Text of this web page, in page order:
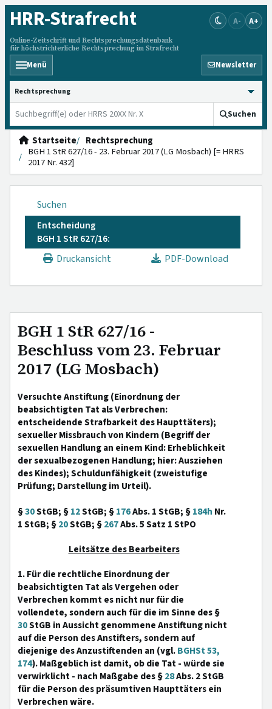
HRR-Strafrecht
Online-Zeitschrift und Rechtsprechungsdatenbank
für höchstrichterliche Rechtsprechung im Strafrecht
A- A+
Menü Newsletter
HRRS durchsuchen
Suchen
Startseite
Rechtsprechung
BGH 1 StR 627/16 - 23. Februar 2017 (LG Mosbach) [= HRRS
2017 Nr. 432]
Suchen
Entscheidung
BGH 1 StR 627/16:
Druckansicht
PDF-Download
BGH 1 StR 627/16 -
Beschluss vom 23. Februar
2017 (LG Mosbach)
Versuchte Anstiftung (Einordnung der
beabsichtigten Tat als Verbrechen:
entscheidende Strafbarkeit des Haupttäters);
sexueller Missbrauch von Kindern (Begriff der
sexuellen Handlung an einem Kind: Erheblichkeit
der sexualbezogenen Handlung; hier: Ausziehen
des Kindes); Schuldunfähigkeit (zweistufige
Prüfung; Darstellung im Urteil).
§30StGB; §12StGB; §176Abs. 1 StGB; §184h Nr.
1 StGB; §20StGB; §267Abs. 5 Satz 1 StPO
Leitsätze des Bearbeiters
1. Für die rechtliche Einordnung der
beabsichtigten Tat als Vergehen oder
Verbrechen kommt es nicht nur für die
vollendete, sondern auch für die im Sinne des §
30StGB in Aussicht genommene Anstiftung nicht
auf die Person des Anstifters, sondern auf
diejenige des Anzustiftenden an (vgl.BGHSt 53,
174). Maßgeblich ist damit, ob die Tat - würde sie
verwirklicht - nach Maßgabe des §28Abs. 2 StGB
für die Person des präsumtiven Haupttäters ein
Verbrechen wäre.